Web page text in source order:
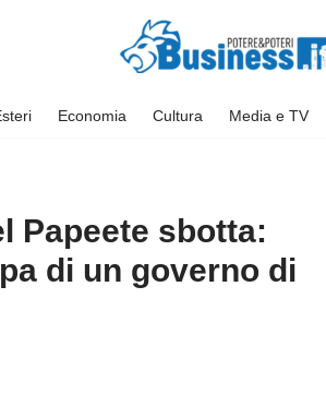
Economia Cultura Media e TV
Papeete sbotta:
di un governo di